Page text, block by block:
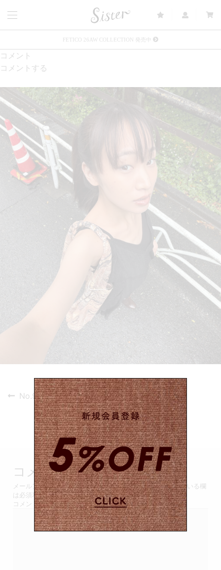
FETICO 26AW COLLECTION 発売中
リース衣装提供について
発売中 : Sister × OJOJO NAITŌ
新規会員登録で5%OFFクーポン配布
Summer Sale up to 60%OFF 開催中
コメント
コメントする
投
ゲ
ー
シ
Previous
post:
No.968
コメントを残す
メールアドレスが公開されることはありません。 *が付いている欄
は必須項目です
コメント